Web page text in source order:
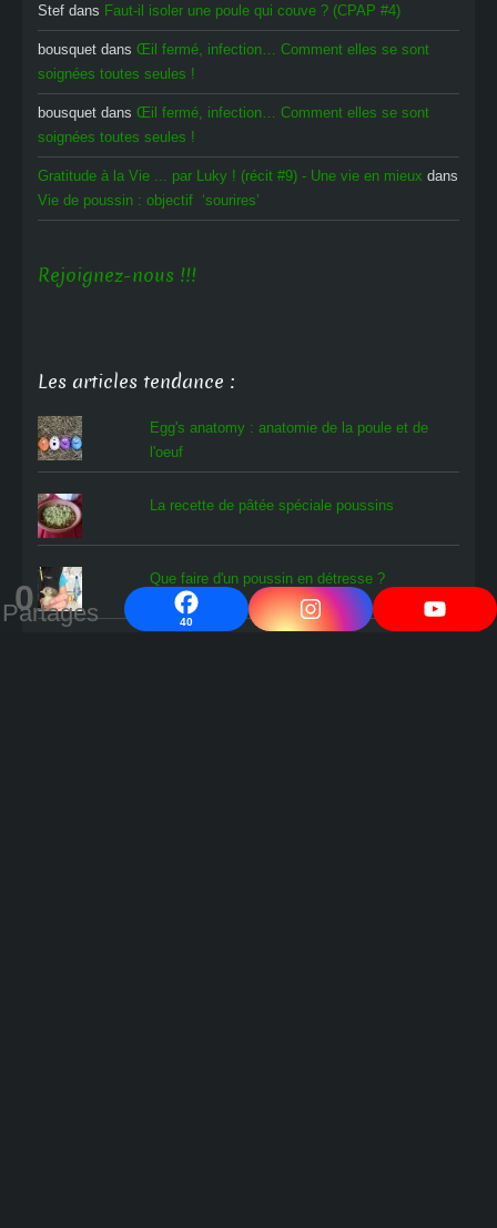
0
Partages 40
Stef dans Faut-il isoler une poule qui couve ? (CPAP #4)
bousquet dans Œil fermé, infection… Comment elles se sont
soignées toutes seules !
bousquet dans Œil fermé, infection… Comment elles se sont
soignées toutes seules !
Gratitude à la Vie ... par Luky ! (récit #9) - Une vie en mieux dans
Vie de poussin : objectif ‘sourires’
Rejoignez-nous !!!
Les articles tendance :
Egg's anatomy : anatomie de la poule et de
l'oeuf
La recette de pâtée spéciale poussins
Que faire d'un poussin en détresse ?